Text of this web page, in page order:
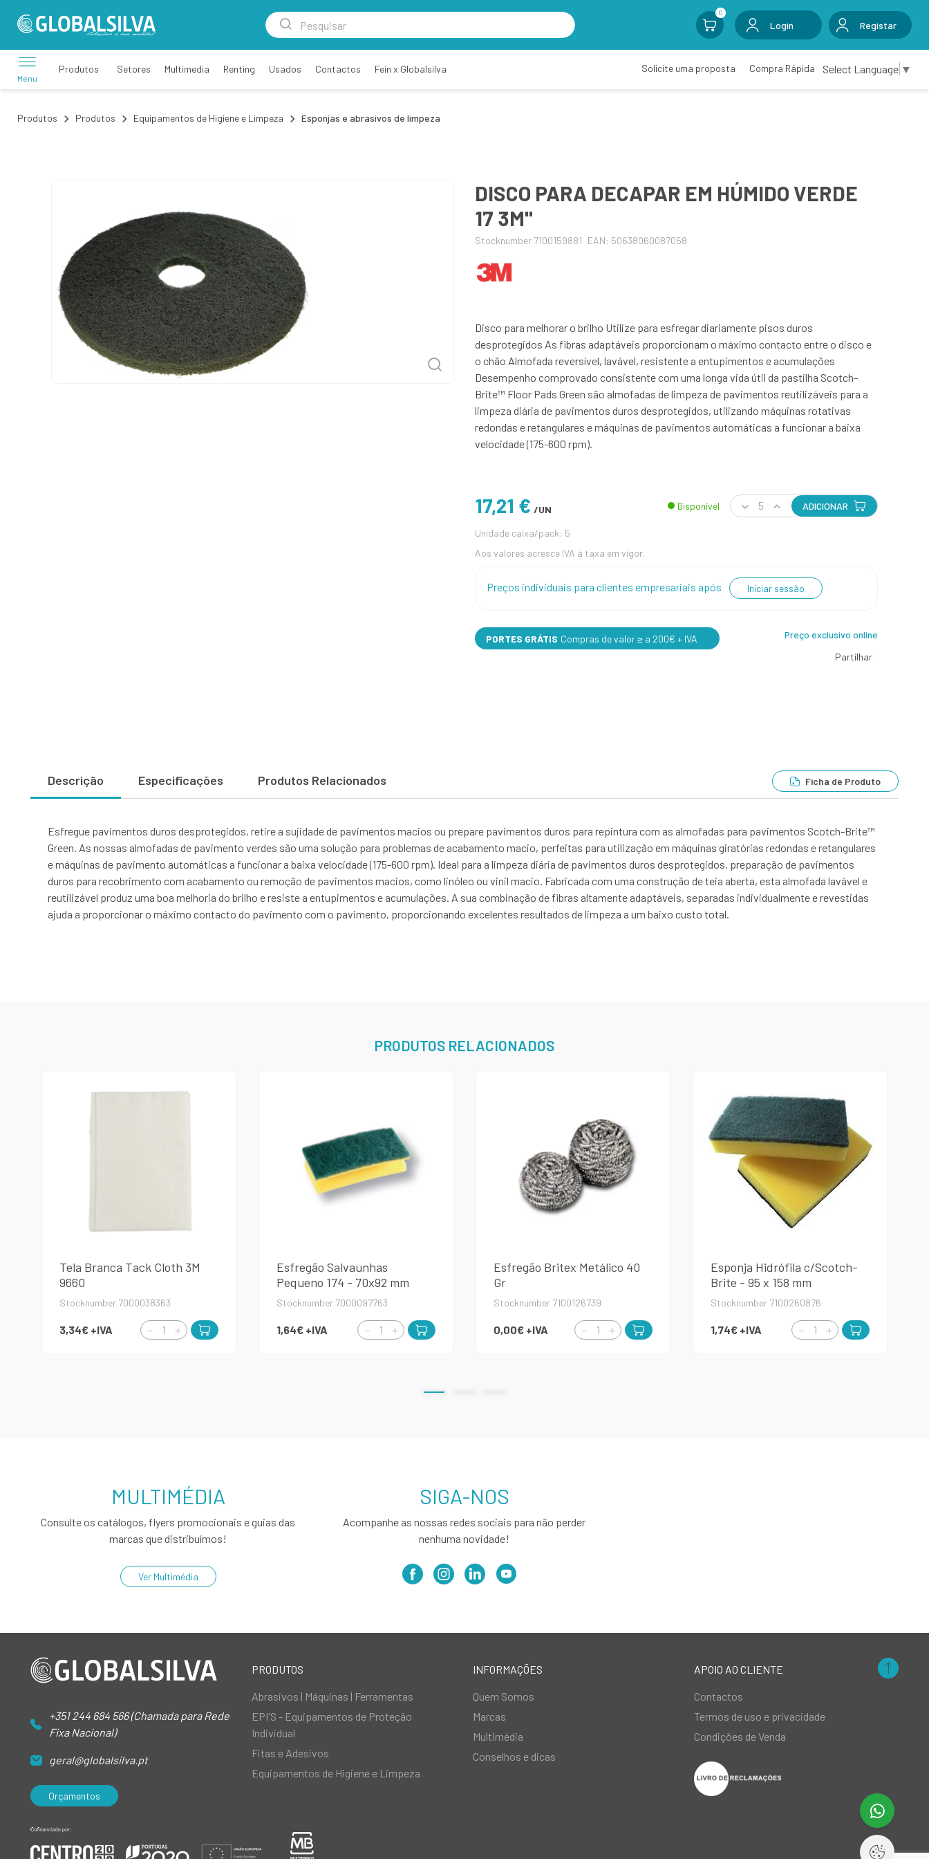
0
Login Registar
Menu
Produtos Setores Multimedia Renting Usados Contactos Fein x Globalsilva Solicite uma proposta Compra Rápida Select Language ▼
Produtos Produtos Equipamentos de Higiene e Limpeza Esponjas e abrasivos de limpeza
DISCO PARA DECAPAR EM HÚMIDO VERDE
17 3M"
Stocknumber 7100159881 EAN: 50638060087058
Disco para melhorar o brilho Utilize para esfregar diariamente pisos duros
desprotegidos As fibras adaptáveis ​​​​proporcionam o máximo contacto entre o disco e
o chão Almofada reversível, lavável, resistente a entupimentos e acumulações
Desempenho comprovado consistente com uma longa vida útil da pastilha Scotch-
Brite™ Floor Pads Green são almofadas de limpeza de pavimentos reutilizáveis ​​para a
limpeza diária de pavimentos duros desprotegidos, utilizando máquinas rotativas
redondas e retangulares e máquinas de pavimentos automáticas a funcionar a baixa
velocidade (175-600 rpm).
17,21 € /UN Disponível ADICIONAR
Unidade caixa/pack: 5
Aos valores acresce IVA à taxa em vigor.
Preços individuais para clientes empresariais após Iniciar sessão
PORTES GRÁTIS Compras de valor ≥ a 200€ + IVA
Preço exclusivo online
Partilhar
Descrição Especificações Produtos Relacionados Ficha de Produto
Esfregue pavimentos duros desprotegidos, retire a sujidade de pavimentos macios ou prepare pavimentos duros para repintura com as almofadas para pavimentos Scotch-Brite™
Green. As nossas almofadas de pavimento verdes são uma solução para problemas de acabamento macio, perfeitas para utilização em máquinas giratórias redondas e retangulares
e máquinas de pavimento automáticas a funcionar a baixa velocidade (175-600 rpm). Ideal para a limpeza diária de pavimentos duros desprotegidos, preparação de pavimentos
duros para recobrimento com acabamento ou remoção de pavimentos macios, como linóleo ou vinil macio. Fabricada com uma construção de teia aberta, esta almofada lavável e
reutilizável produz uma boa melhoria do brilho e resiste a entupimentos e acumulações. A sua combinação de fibras altamente adaptáveis, separadas individualmente e revestidas
ajuda a proporcionar o máximo contacto do pavimento com o pavimento, proporcionando excelentes resultados de limpeza a um baixo custo total.
PRODUTOS RELACIONADOS
Tela Branca Tack Cloth 3M
9660
Stocknumber 7000038363
3,34€ +IVA
Esfregão Salvaunhas
Pequeno 174 - 70x92 mm
Stocknumber 7000097763
1,64€ +IVA
Esfregão Britex Metálico 40
Gr
Stocknumber 7100126739
0,00€ +IVA
Esponja Hidrófila c/Scotch-
Brite - 95 x 158 mm
Stocknumber 7100260876
1,74€ +IVA
MULTIMÉDIA
Consulte os catálogos, flyers promocionais e guias das
marcas que distribuímos!
Ver Multimédia
SIGA-NOS
Acompanhe as nossas redes sociais para não perder
nenhuma novidade!
+351 244 684 566 (Chamada para Rede
Fixa Nacional)
geral@globalsilva.pt
Orçamentos
PRODUTOS
Abrasivos | Máquinas | Ferramentas
EPI'S - Equipamentos de Proteção
Individual
Fitas e Adesivos
Equipamentos de Higiene e Limpeza
INFORMAÇÕES
Quem Somos
Marcas
Multimédia
Conselhos e dicas
APOIO AO CLIENTE
Contactos
Termos de uso e privacidade
Condições de Venda